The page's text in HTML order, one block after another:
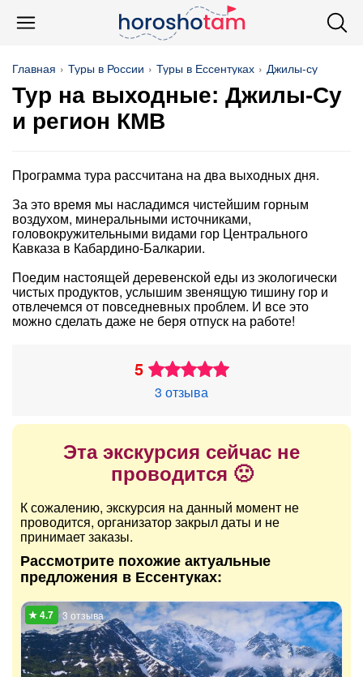
Главная Туры в России Туры в Ессентуках Джилы-су
Тур на выходные: Джилы-Су
и регион КМВ
Программа тура рассчитана на два выходных дня.
За это время мы насладимся чистейшим горным
воздухом, минеральными источниками,
головокружительными видами гор Центрального
Кавказа в Кабардино-Балкарии.
Поедим настоящей деревенской еды из экологически
чистых продуктов, услышим звенящую тишину гор и
отвлечемся от повседневных проблем. И все это
можно сделать даже не беря отпуск на работе!
5
3 отзыва
Эта экскурсия сейчас не
проводится 🙁
К сожалению, экскурсия на данный момент не
проводится, организатор закрыл даты и не
принимает заказы.
Рассмотрите похожие актуальные
предложения в Ессентуках:
3 отзыва